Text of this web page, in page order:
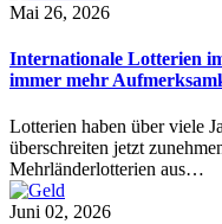
Mai 26, 2026
Internationale Lotterien
immer mehr
Lotterien haben über viele
überschreiten jetzt
Mehrländerlotterien aus…
Juni 02, 2026